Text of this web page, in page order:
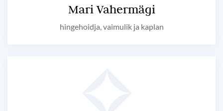
Mari Vahermägi
hingehoidja, vaimulik ja kaplan